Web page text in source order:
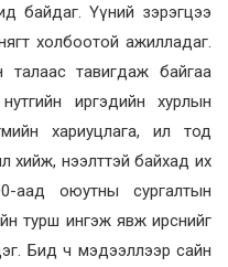
байдаг. Үүний зэрэгцээ
холбоотой ажилладаг.
талаас тавигдаж байгаа
иргэдийн хурлын
хариуцлага, ил тод
нээлттэй байхад их
аад оюутны сургалтын
турш ингэж явж ирснийг
Бид ч мэдээллээр сайн